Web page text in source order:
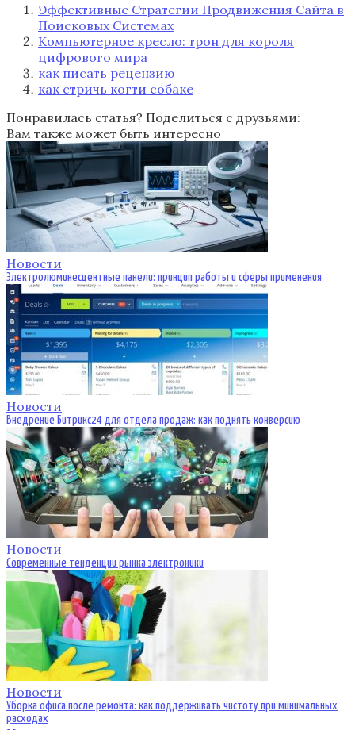
Эффективные Стратегии Продвижения Сайта в
Поисковых Системах
Компьютерное кресло: трон для короля
цифрового мира
как писать рецензию
как стричь когти собаке
Понравилась статья? Поделиться с друзьями:
Вам также может быть интересно
Новости
Электролюминесцентные панели: принцип работы и сферы применения
Новости
Внедрение Битрикс24 для отдела продаж: как поднять конверсию
Новости
Современные тенденции рынка электроники
Новости
Уборка офиса после ремонта: как поддерживать чистоту при минимальных
расходах